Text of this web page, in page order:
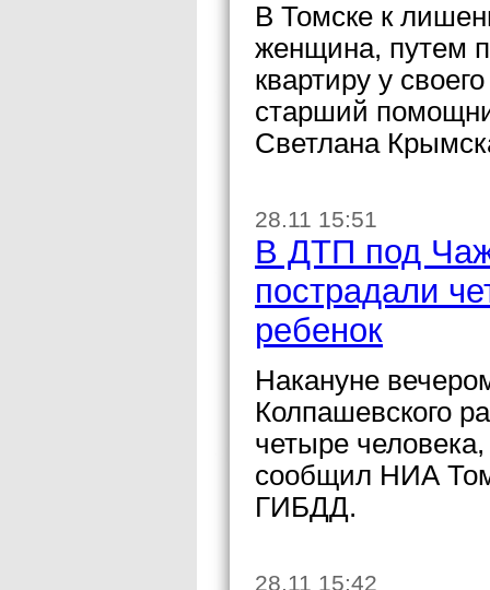
В Томске к
женщина, путем
квартиру у
старший
Светлана
28.11 15:51
В ДТП под
пострадали
ребенок
Накануне
Колпашевского
четыре
сообщил НИА
ГИБДД.
28.11 15:42